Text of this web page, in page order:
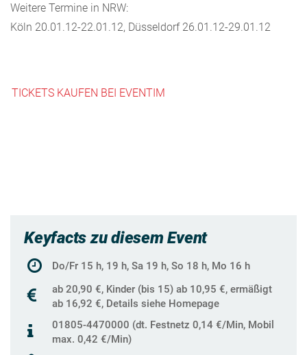
Weitere Termine in NRW:
Köln 20.01.12-22.01.12, Düsseldorf 26.01.12-29.01.12
TICKETS KAUFEN BEI EVENTIM
Keyfacts zu diesem Event
Do/Fr 15 h, 19 h, Sa 19 h, So 18 h, Mo 16 h
ab 20,90 €, Kinder (bis 15) ab 10,95 €, ermäßigt
ab 16,92 €, Details siehe Homepage
01805-4470000 (dt. Festnetz 0,14 €/Min, Mobil
max. 0,42 €/Min)